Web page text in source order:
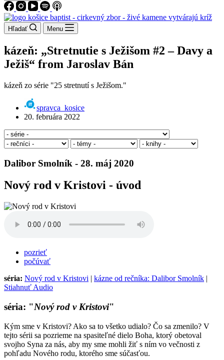
Hľadať Menu
kázeň: „Stretnutie s Ježišom #2 – Davy a
Ježiš“ from Jaroslav Bán
kázeň zo série "25 stretnutí s Ježišom."
spravca_kosice
20. februára 2022
Dalibor Smolník - 28. máj 2020
Nový rod v Kristovi - úvod
pozrieť
počúvať
séria: Nový rod v Kristovi | kázne od rečníka: Dalibor Smolník |
Stiahnuť Audio
séria: "Nový rod v Kristovi"
Kým sme v Kristovi? Ako sa to všetko udialo? Čo sa zmenilo? V
tejto sérii sa pozrieme na spasiteľné dielo Boha, ktorý obetoval
svojho Syna za nás, aby my sme mohli žiť s ním vo večnosti z
pohľadu Nového rodu, ktorého sme súčasťou.